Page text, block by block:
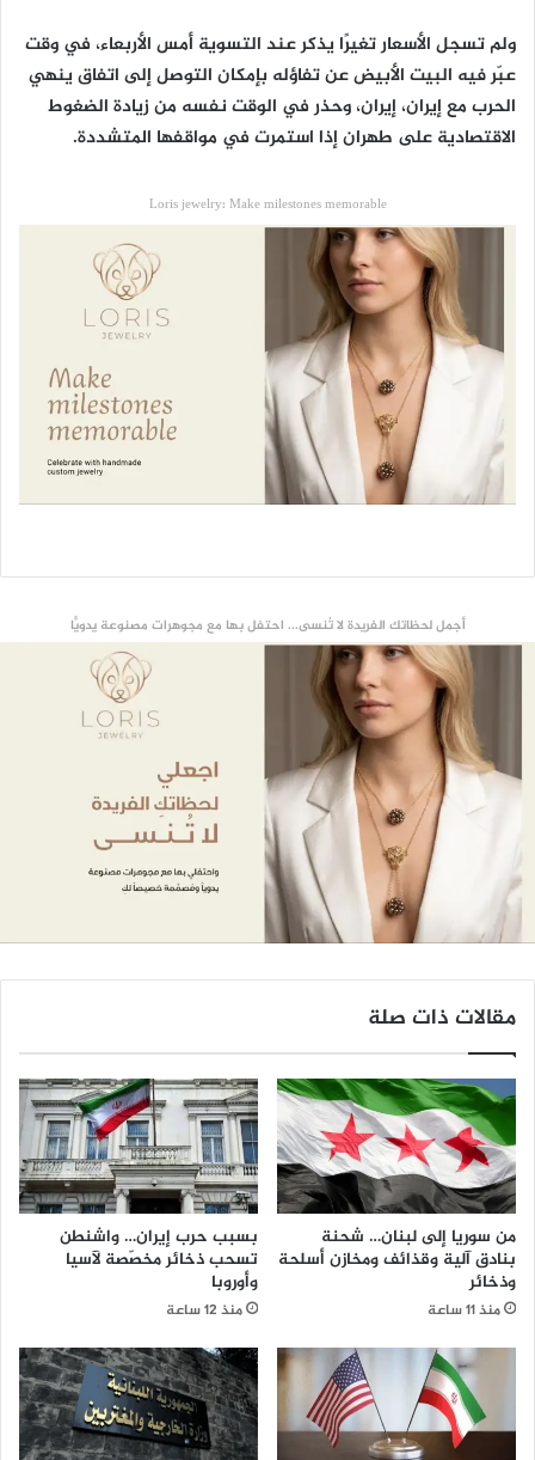
ولم تسجل الأسعار تغيرًا يذكر عند التسوية أمس الأربعاء، في وقت
عبّر فيه البيت الأبيض عن تفاؤله بإمكان التوصل إلى اتفاق ينهي
الحرب مع إيران، إيران، ​وحذر في الوقت نفسه من زيادة الضغوط
الاقتصادية على طهران إذا استمرت في ⁠مواقفها المتشددة.
Loris jewelry: Make milestones memorable
أجمل لحظاتك الفريدة لا تُنسى... احتفل بها مع مجوهرات مصنوعة يدويًّا
مقالات ذات صلة
من سوريا إلى لبنان… شحنة
بنادق آلية وقذائف ومخازن أسلحة
وذخائر
منذ 11 ساعة
بسبب حرب إيران… واشنطن
تسحب ذخائر مخصّصة لآسيا
وأوروبا
منذ 12 ساعة